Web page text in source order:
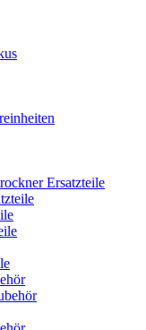
Ersatzteile